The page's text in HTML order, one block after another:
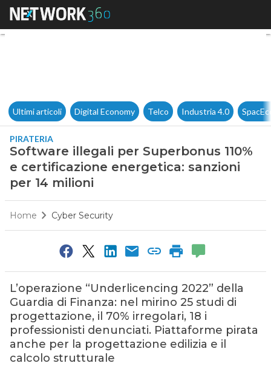
Software illegali per
Ultimi articoli Digital Economy Telco Industria 4.0
PIRATERIA
Software illegali per Superbonus 110%
e certificazione energetica: sanzioni
per 14 milioni
Home Cyber Security
L’operazione “Underlicencing 2022” della
Guardia di Finanza: nel mirino 25 studi di
progettazione, il 70% irregolari, 18 i
professionisti denunciati. Piattaforme pirata
anche per la progettazione edilizia e il
calcolo strutturale